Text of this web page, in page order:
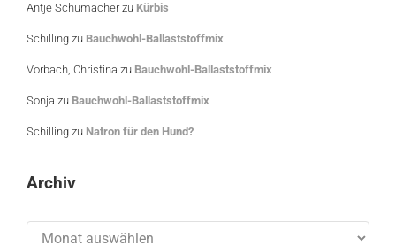
Antje Schumacherzu Kürbis
Schilling zu Bauchwohl-Ballaststoffmix
Vorbach, Christina zu Bauchwohl-Ballaststoffmix
Sonja zu Bauchwohl-Ballaststoffmix
Schilling zu Natron für den Hund?
Archiv